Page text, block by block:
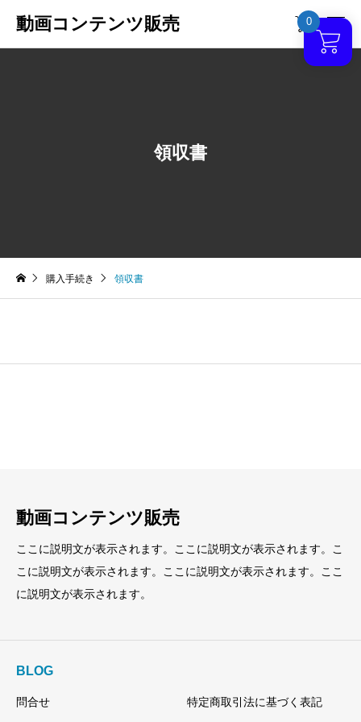
動画コンテンツ販売 
領収書
購入手続き 領収書
動画コンテンツ販売
ここに説明文が表示されます。ここに説明文が表示されます。こ
こに説明文が表示されます。ここに説明文が表示されます。ここ
に説明文が表示されます。
BLOG
問合せ 特定商取引法に基づく表記
0